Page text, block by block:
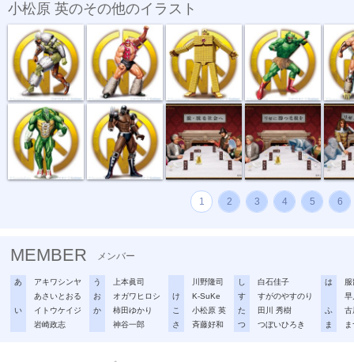
小松原 英のその他のイラスト
メテオマン ネプチューン... サンシャイン
スニゲーター ウォーズマン Rize 交通広... リゼ：Rize ... リゼ
1 2 3 4 5 6
MEMBER メンバー
あ
アキワシンヤ
あさいとおる
い
イトウケイジ
岩崎政志
う
上本眞司
お
オガワヒロシ
か
柿田ゆかり
神谷一郎
川野隆司
け
K-SuKe
こ
小松原 英
さ
斉藤好和
し
白石佳子
す
すがのやすのり
た
田川 秀樹
つ
つぼいひろき
は
早
ふ
古
ま